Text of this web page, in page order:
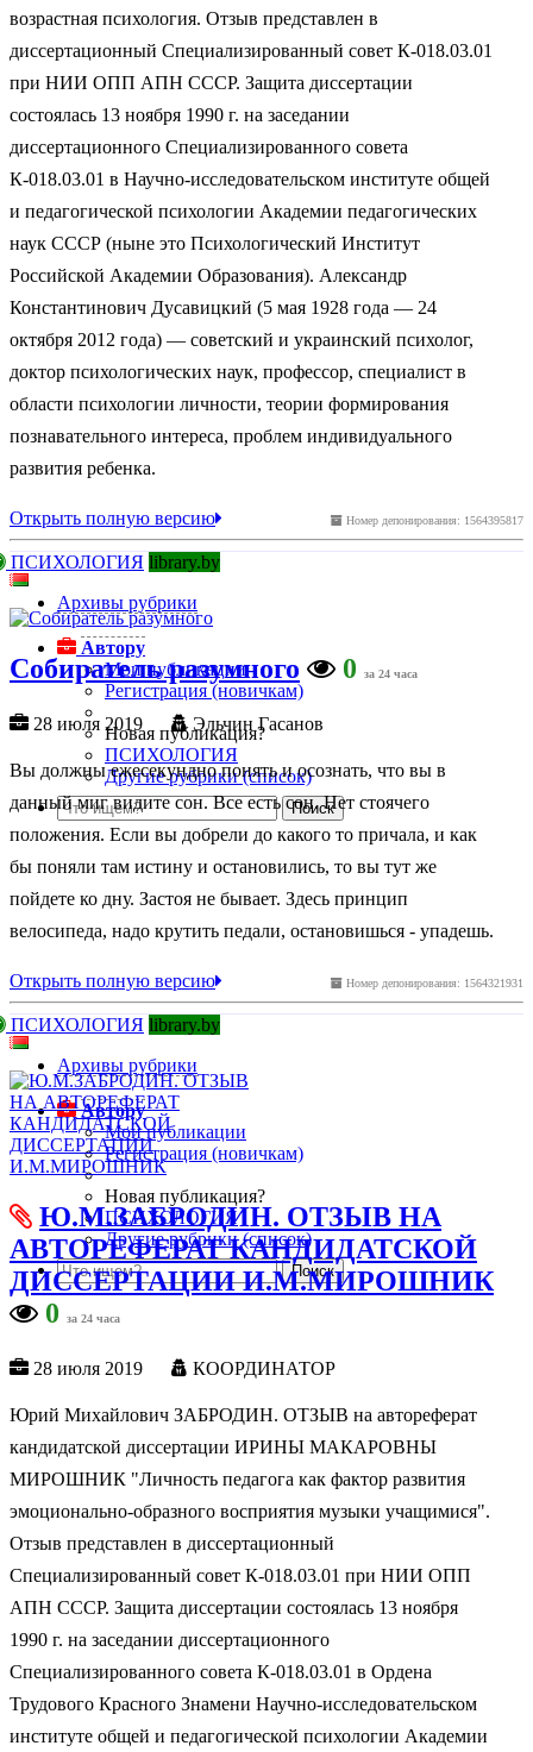
возрастная психология. Отзыв представлен в
диссертационный Специализированный совет К-018.03.01
при НИИ ОПП АПН СССР. Защита диссертации
состоялась 13 ноября 1990 г. на заседании
диссертационного Специализированного совета
К-018.03.01 в Научно-исследовательском институте общей
и педагогической психологии Академии педагогических
наук СССР (ныне это Психологический Институт
Российской Академии Образования). Александр
Константинович Дусавицкий (5 мая 1928 года — 24
октября 2012 года) — советский и украинский психолог,
доктор психологических наук, профессор, специалист в
области психологии личности, теории формирования
познавательного интереса, проблем индивидуального
развития ребенка.
Номер депонирования: 1564395817
Открыть полную версию
ПСИХОЛОГИЯ library.by
Архивы рубрики
Автору
Мои публикации
Регистрация (новичкам)
Новая публикация?
ПСИХОЛОГИЯ
Другие рубрики (список)
Собиратель разумного 0 за 24 часа
28 июля 2019 Эльчин Гасанов
Вы должны ежесекундно понять и осознать, что вы в
данный миг видите сон. Все есть сон. Нет стоячего
положения. Если вы добрели до какого то причала, и как
бы поняли там истину и остановились, то вы тут же
пойдете ко дну. Застоя не бывает. Здесь принцип
велосипеда, надо крутить педали, остановишься - упадешь.
Номер депонирования: 1564321931
Открыть полную версию
ПСИХОЛОГИЯ library.by
Архивы рубрики
Автору
Мои публикации
Регистрация (новичкам)
Новая публикация?
ПСИХОЛОГИЯ
Другие рубрики (список)
Ю.М.ЗАБРОДИН. ОТЗЫВ НА
АВТОРЕФЕРАТ КАНДИДАТСКОЙ
ДИССЕРТАЦИИ И.М.МИРОШНИК
0
за 24 часа
28 июля 2019 КООРДИНАТОР
Юрий Михайлович ЗАБРОДИН. ОТЗЫВ на автореферат
кандидатской диссертации ИРИНЫ МАКАРОВНЫ
МИРОШНИК "Личность педагога как фактор развития
эмоционально-образного восприятия музыки учащимися".
Отзыв представлен в диссертационный
Специализированный совет К-018.03.01 при НИИ ОПП
АПН СССР. Защита диссертации состоялась 13 ноября
1990 г. на заседании диссертационного
Специализированного совета К-018.03.01 в Ордена
Трудового Красного Знамени Научно-исследовательском
институте общей и педагогической психологии Академии